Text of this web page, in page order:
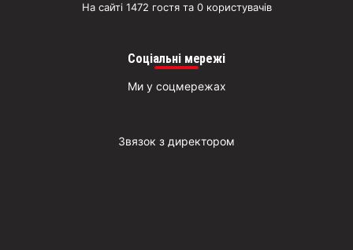
На сайті 1472 гостя та 0 користувачів
Соціальні мережі
Ми у соцмережах
Звязок з директором